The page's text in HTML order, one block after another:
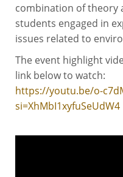
combination of theory
students engaged in
issues related to
The event highlight
link below to watch:
https://youtu.be/o-
si=XhMbI1xyfuSeUdW4